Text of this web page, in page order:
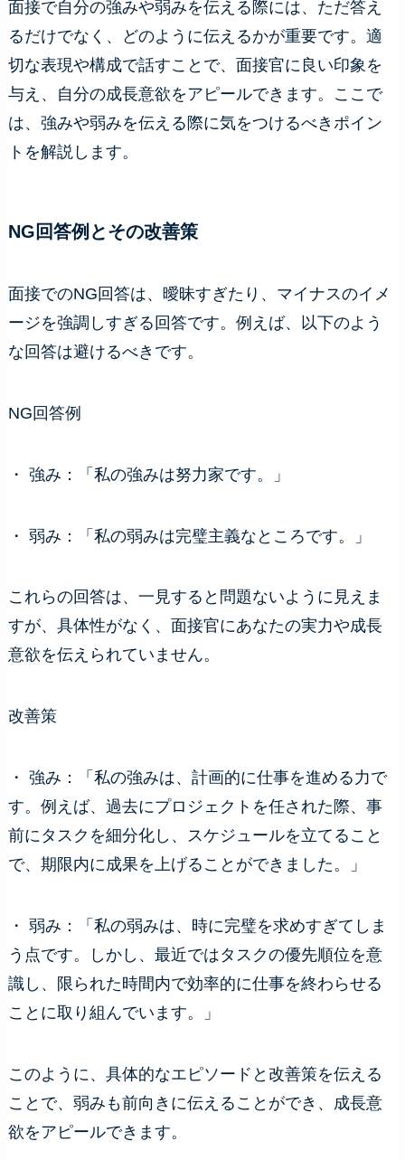
面接で自分の強みや弱みを伝える際には、ただ答え
るだけでなく、どのように伝えるかが重要です。適
切な表現や構成で話すことで、面接官に良い印象を
与え、自分の成長意欲をアピールできます。ここで
は、強みや弱みを伝える際に気をつけるべきポイン
トを解説します。
NG回答例とその改善策
面接でのNG回答は、曖昧すぎたり、マイナスのイメ
ージを強調しすぎる回答です。例えば、以下のよう
な回答は避けるべきです。
NG回答例
・ 強み：「私の強みは努力家です。」
・ 弱み：「私の弱みは完璧主義なところです。」
これらの回答は、一見すると問題ないように見えま
すが、具体性がなく、面接官にあなたの実力や成長
意欲を伝えられていません。
改善策
・ 強み：「私の強みは、計画的に仕事を進める力で
す。例えば、過去にプロジェクトを任された際、事
前にタスクを細分化し、スケジュールを立てること
で、期限内に成果を上げることができました。」
・ 弱み：「私の弱みは、時に完璧を求めすぎてしま
う点です。しかし、最近ではタスクの優先順位を意
識し、限られた時間内で効率的に仕事を終わらせる
ことに取り組んでいます。」
このように、具体的なエピソードと改善策を伝える
ことで、弱みも前向きに伝えることができ、成長意
欲をアピールできます。